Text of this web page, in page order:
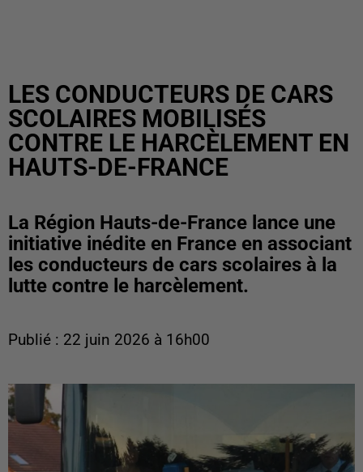
LES CONDUCTEURS DE CARS
SCOLAIRES MOBILISÉS
CONTRE LE HARCÈLEMENT EN
HAUTS-DE-FRANCE
La Région Hauts-de-France lance une
initiative inédite en France en associant
les conducteurs de cars scolaires à la
lutte contre le harcèlement.
Publié : 22 juin 2026 à 16h00